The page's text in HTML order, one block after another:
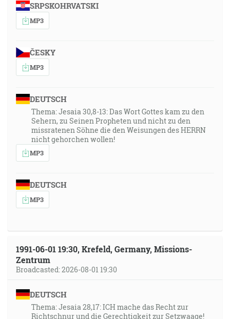
SRPSKOHRVATSKI
MP3
ČESKY
MP3
DEUTSCH
Thema: Jesaia 30,8-13: Das Wort Gottes kam zu den
Sehern, zu Seinen Propheten und nicht zu den
missratenen Söhne die den Weisungen des HERRN
nicht gehorchen wollen!
MP3
DEUTSCH
MP3
1991-06-01 19:30, Krefeld, Germany, Missions-
Zentrum
Broadcasted: 2026-08-01 19:30
DEUTSCH
Thema: Jesaia 28,17: ICH mache das Recht zur
Richtschnur und die Gerechtigkeit zur Setzwaage!